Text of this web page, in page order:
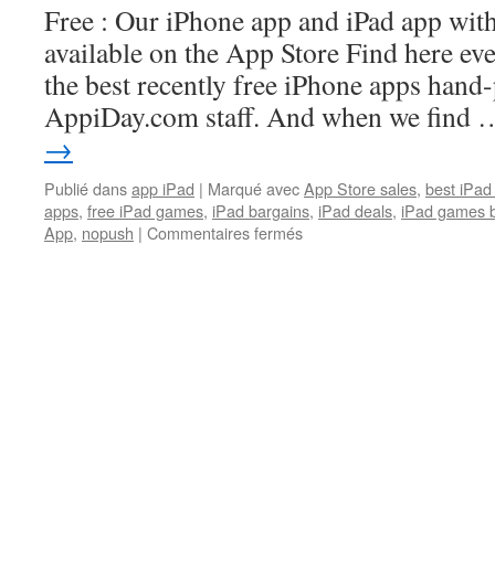
Free : Our iPhone app and iPad app
available on the App Store Find here
the best recently free iPhone apps
AppiDay.com staff. And when we
→
Publié dansapp iPad | Marqué avecApp Store sales, best
apps, free iPad games, iPad bargains, iPad deals, iPad games
App, nopush | Commentaires ferméssur